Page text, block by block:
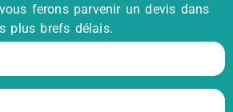
ferons parvenir un devis dans
plus brefs délais.